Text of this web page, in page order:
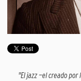
"El jazz —el creado